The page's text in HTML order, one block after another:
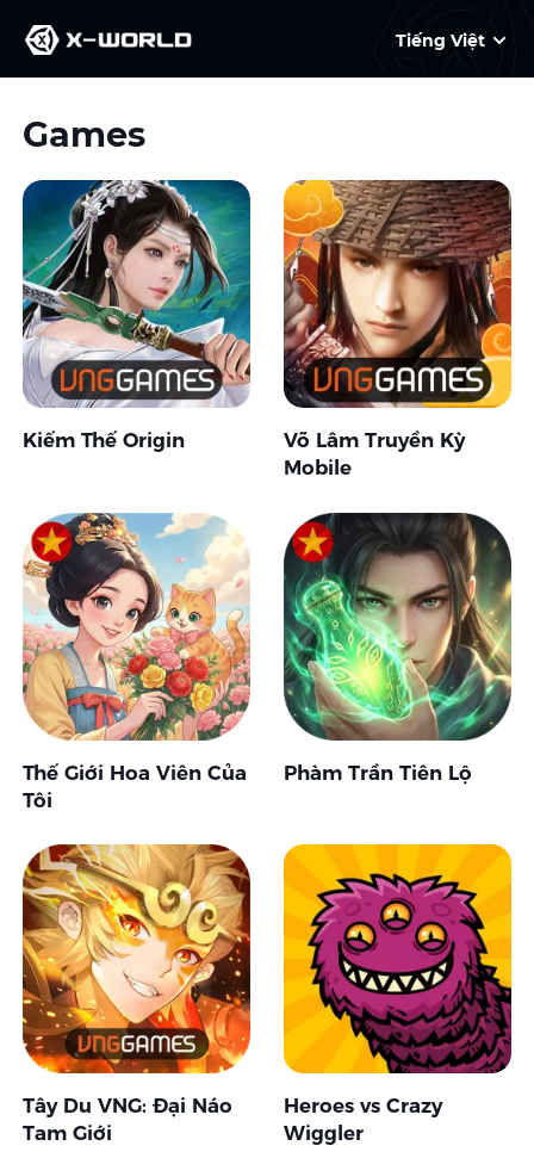
Tiếng Việt
Games
Kiếm Thế Origin
Võ Lâm Truyền Kỳ
Mobile
Thế Giới Hoa Viên Của
Tôi
Phàm Trần Tiên Lộ
Tây Du VNG: Đại Náo
Tam Giới
Heroes vs Crazy
Wiggler